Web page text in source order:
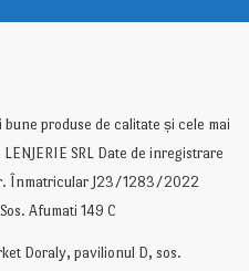
produse de calitate și cele mai
SRL Date de inregistrare
Înmatricular J23/1283/2022
Afumati 149 C
Doraly, pavilionul D, sos.